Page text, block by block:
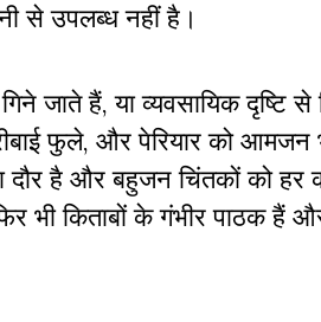
से उपलब्ध नहीं है।
जाते हैं, या व्यवसायिक दृष्टि
फुले, और पेरियार को आमजन
है और बहुजन चिंतकों को हर
भी किताबों के गंभीर पाठक हैं